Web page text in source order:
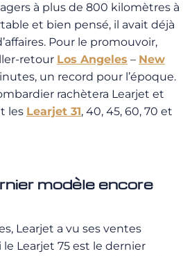
à plus de 800 kilomètres à
et bien pensé, il avait déjà
Pour le promouvoir,
retour Los Angeles – New
un record pour l’époque.
rachètera Learjet et
les Learjet 31, 40, 45, 60, 70 et
modèleencore
Learjet a vu ses ventes
Learjet 75 est le dernier